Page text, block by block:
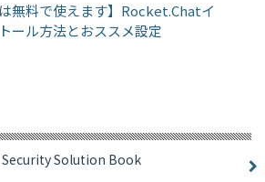
は無料で使えます】Rocket.Chatイ
ール方法とおススメ設定
Security Solution Book